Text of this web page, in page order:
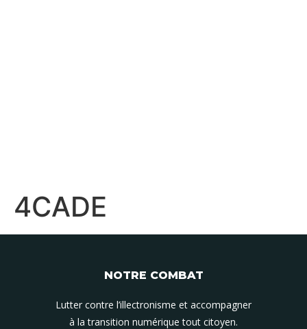
4CADE
NOTRE COMBAT
Lutter contre l’illectronisme et accompagner
à la transition numérique tout citoyen.